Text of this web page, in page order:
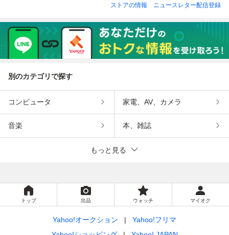
ストアの情報
ニュースレター配信登録
別のカテゴリで探す
コンピュータ 家電、AV、カメラ
音楽 本、雑誌
もっと見る
トップ 出品 ウォッチ マイオク
Yahoo!オークション
Yahoo!フリマ